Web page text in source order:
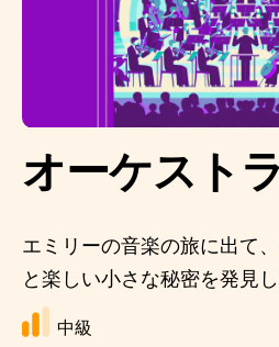
オーケスト
エミリーの音楽の旅に出て
と楽しい小さな秘密を発見し
中級